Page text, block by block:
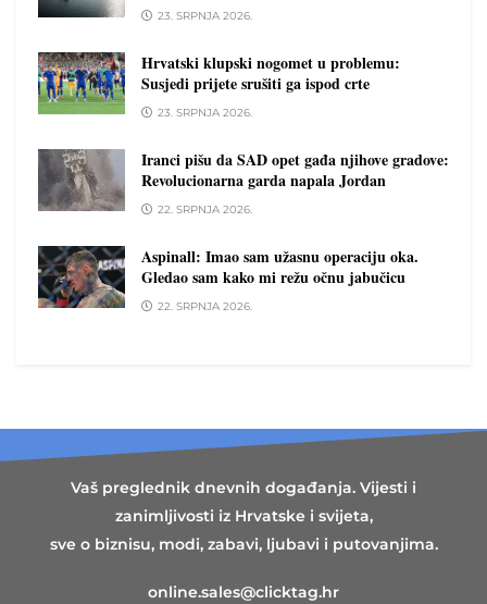
23. SRPNJA 2026.
Hrvatski klupski nogomet u problemu:
Susjedi prijete srušiti ga ispod crte
23. SRPNJA 2026.
Iranci pišu da SAD opet gađa njihove gradove:
Revolucionarna garda napala Jordan
22. SRPNJA 2026.
Aspinall: Imao sam užasnu operaciju oka.
Gledao sam kako mi režu očnu jabučicu
22. SRPNJA 2026.
Vaš preglednik dnevnih događanja. Vijesti i
zanimljivosti iz Hrvatske i svijeta,
sve o biznisu, modi, zabavi, ljubavi i putovanjima.
online.sales@clicktag.hr